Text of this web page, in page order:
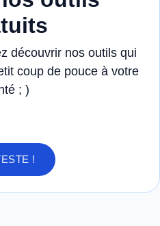
découvrir nos outils qui
coup de pouce à votre
; )
!